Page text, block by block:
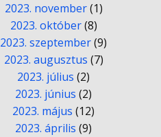
2023. november(1)
2023. október(8)
2023. szeptember(9)
2023. augusztus (7)
2023. július (2)
2023. június (2)
2023. május (12)
2023. április (9)